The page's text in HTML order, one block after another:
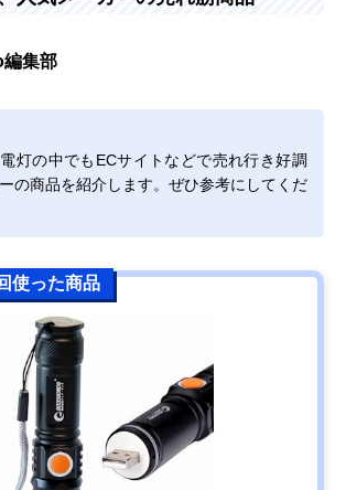
集部
灯の中でもECサイトなどで売れ行き好調
の商品を紹介します。ぜひ参考にしてくだ
使った商品